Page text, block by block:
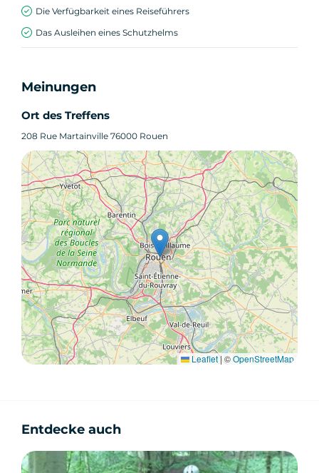
Die Verfügbarkeit eines Reiseführers
Das Ausleihen eines Schutzhelms
Meinungen
Ort des Treffens
208 Rue Martainville 76000 Rouen
Leaflet | ©OpenStreetMap
Entdecke auch